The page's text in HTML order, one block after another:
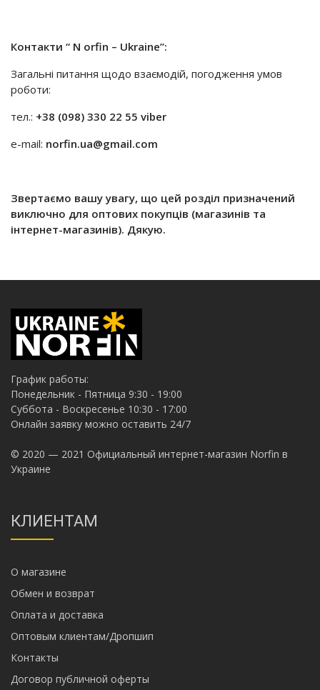
Контакти “ N orfin – Ukraine”:
Загальні питання щодо взаємодій, погодження умов
роботи:
тел.: +38 (098) 330 22 55 viber
e-mail: norfin.ua@gmail.com
Звертаємо вашу увагу, що цей розділ призначений
виключно для оптових покупців (магазинів та
інтернет-магазинів). Дякую.
График работы:
Понедельник - Пятница 9:30 - 19:00
Суббота - Воскресенье 10:30 - 17:00
Онлайн заявку можно оставить 24/7
© 2020 — 2021 Официальный интернет-магазин Norfin в
Украине
КЛИЕНТАМ
О магазине
Обмен и возврат
Оплата и доставка
Оптовым клиентам/Дропшип
Контакты
Договор публичной оферты